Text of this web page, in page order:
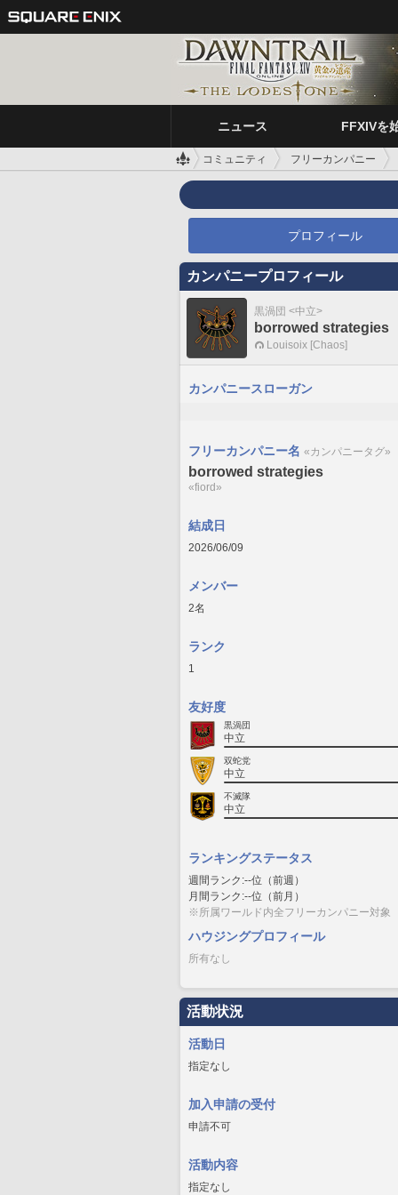
ニュース FFXIVを
コミュニティ フリーカンパニー
プロフィール
カンパニープロフィール
黒渦団 <中立>
borrowed strategies
Louisoix [Chaos]
カンパニースローガン
フリーカンパニー名 «カンパニータグ»
borrowed strategies
«fiord»
結成日
2026/06/09
メンバー
2名
ランク
1
友好度
黒渦団
中立
双蛇党
中立
不滅隊
中立
ランキングステータス
週間ランク:--位（前週）
月間ランク:--位（前月）
※所属ワールド内全フリーカンパニー対象
ハウジングプロフィール
所有なし
活動状況
活動日
指定なし
加入申請の受付
申請不可
活動内容
指定なし